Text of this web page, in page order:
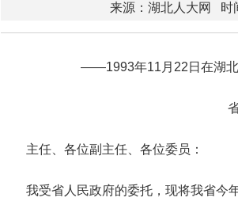
来源：湖北人大网 时
——1993年11月22日在湖北
主任、各位副主任、各位委员：
我受省人民政府的委托，现将我省今